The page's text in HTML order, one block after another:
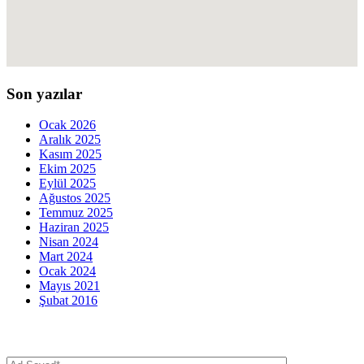
Son yazılar
Ocak 2026
Aralık 2025
Kasım 2025
Ekim 2025
Eylül 2025
Ağustos 2025
Temmuz 2025
Haziran 2025
Nisan 2024
Mart 2024
Ocak 2024
Mayıs 2021
Şubat 2016